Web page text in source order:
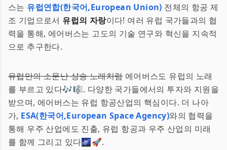
스는 유럽연합(한국어,European Union) 전체의 항공 제
조 기업으로서 유럽의 자랑이다! 여러 유럽 국가들과의 협
력을 통해, 에어버스는 고도의 기술 연구와 혁신을 지속적
으로 추구한다.
유럽만의 소문난 샹송 노래처럼에어버스도 유럽의 노래
를 부르고 있다🎶🎼. 다양한 국가들에서의 투자와 지원을
받으며, 에어버스는 유럽 항공산업의 핵심이다. 더 나아
가, ESA(한국어,European Space Agency)와의 협력을
통해 우주 산업에도 진출, 유럽 항공과 우주 산업의 미래
를 함께 그리고 있다🌌🚀.